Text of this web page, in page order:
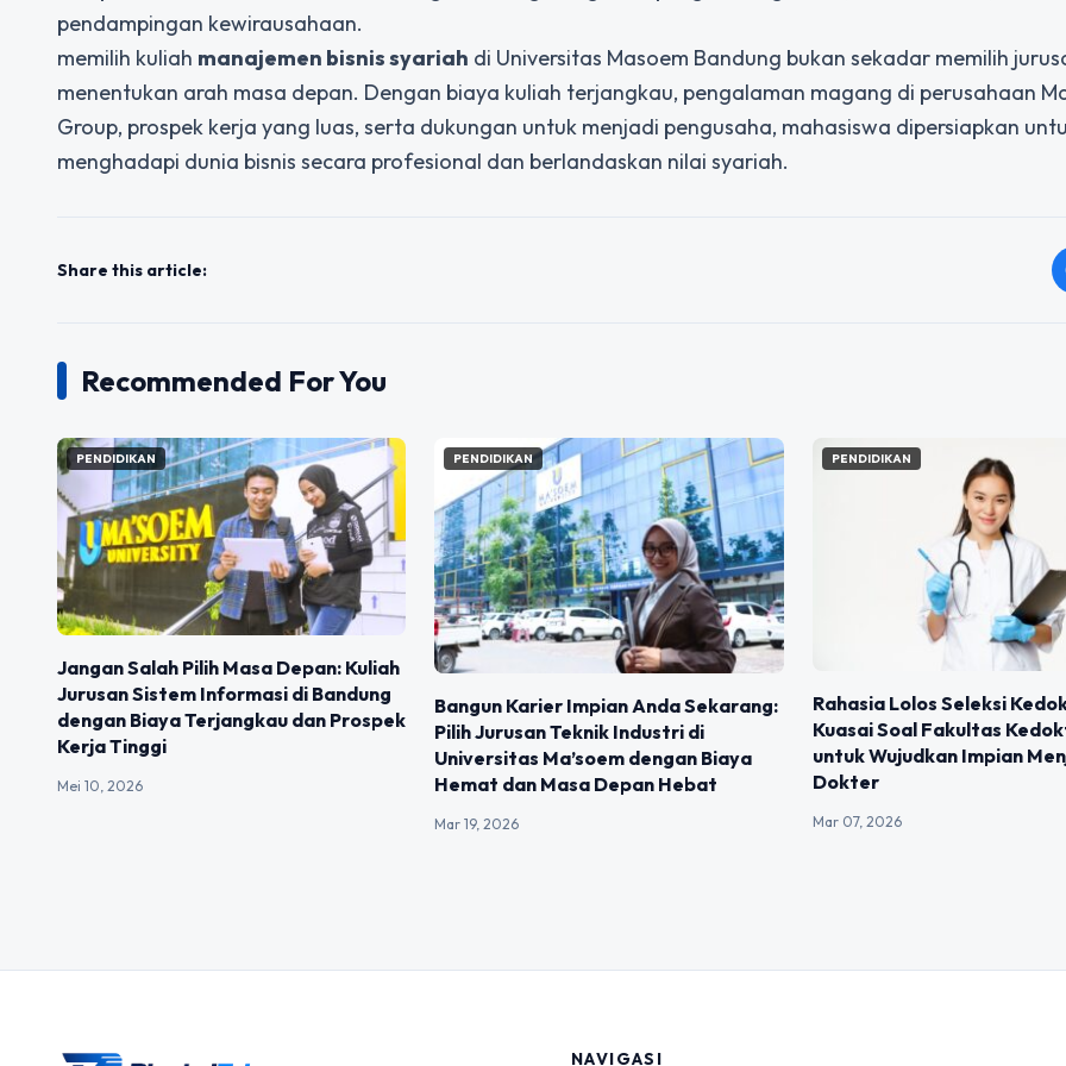
pendampingan kewirausahaan.
memilih kuliah manajemen bisnis syariah di Universitas Masoem Bandung bukan sekadar memilih
menentukan arah masa depan. Dengan biaya kuliah terjangkau, pengalaman magang di perusahaan
Group, prospek kerja yang luas, serta dukungan untuk menjadi pengusaha, mahasiswa dipersiapkan
menghadapi dunia bisnis secara profesional dan berlandaskan nilai syariah.
Share this article:
Recommended For You
PENDIDIKAN
Jangan Salah Pilih Masa Depan: Kuliah
Jurusan Sistem Informasi di Bandung
dengan Biaya Terjangkau dan Prospek
Kerja Tinggi
Mei 10, 2026
PENDIDIKAN
Bangun Karier Impian Anda Sekarang:
Pilih Jurusan Teknik Industri di
Universitas Ma’soem dengan Biaya
Hemat dan Masa Depan Hebat
Mar 19, 2026
PENDIDIKAN
Rahasia Lolos Seleksi
Kuasai Soal Fakultas
untuk Wujudkan Impian
Dokter
Mar 07, 2026
NAVIGASI